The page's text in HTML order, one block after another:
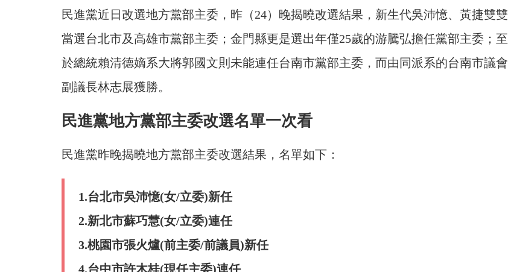
民進黨近日改選地方黨部主委，昨（24）晚揭曉改選結果，新生代吳沛憶、黃捷雙雙
當選台北市及高雄市黨部主委；金門縣更是選出年僅25歲的游騰弘擔任黨部主委；至
於總統賴清德嫡系大將郭國文則未能連任台南市黨部主委，而由同派系的台南市議會
副議長林志展獲勝。
民進黨地方黨部主委改選名單一次看
民進黨昨晚揭曉地方黨部主委改選結果，名單如下：
1.台北市吳沛憶(女/立委)新任
2.新北市蘇巧慧(女/立委)連任
3.桃園市張火爐(前主委/前議員)新任
4.台中市許木桂(現任主委)連任